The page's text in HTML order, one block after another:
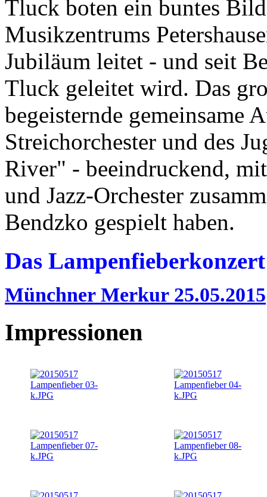
Tluck boten ein buntes
Musikzentrums
Jubiläum leitet - und seit
Tluck geleitet wird. Das
begeisternde gemeinsame
Streichorchester und des
River" - beeindruckend,
und Jazz-Orchester
Bendzko gespielt haben.
Das
Münchner Merkur 25.05.2015
Impressionen